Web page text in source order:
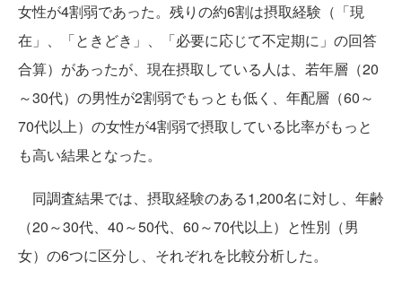
女性が4割弱であった。残りの約6割は摂取経験（「現
在」、「ときどき」、「必要に応じて不定期に」の回答
合算）があったが、現在摂取している人は、若年層（20
～30代）の男性が2割弱でもっとも低く、年配層（60～
70代以上）の女性が4割弱で摂取している比率がもっと
も高い結果となった。
同調査結果では、摂取経験のある1,200名に対し、年齢
（20～30代、40～50代、60～70代以上）と性別（男
女）の6つに区分し、それぞれを比較分析した。